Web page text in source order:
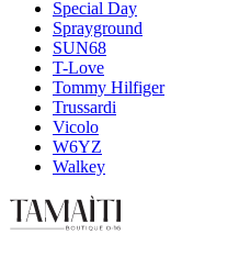
Special Day
Sprayground
SUN68
T-Love
Tommy Hilfiger
Trussardi
Vicolo
W6YZ
Walkey